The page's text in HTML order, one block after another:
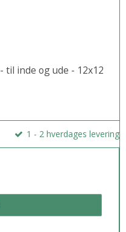
til inde og ude - 12x12
1 - 2 hverdages levering